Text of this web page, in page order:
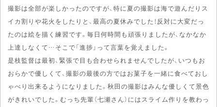
撮影は全部が楽しかったのですが、特に夏の撮影は海で遊んだりス
イカ割りや花火をしたりと、最高の夏休みでした！反対に大変だっ
たのは絵を描く練習です。毎日何時間も頑張りましたが、なかなか
上達しなくて…そこで「進捗」って言葉を覚えました。
是枝監督は最初、緊張で目も合わせられませんでしたが、いつもお
おらかで優しくて、撮影の最後の方ではお菓子を一緒に食べておし
ゃべり出来るようになりました。秋田の撮影はみんな優しくて景色
がきれいでした。むっち先輩（七瀬さん）にはスライム作りを教わっ